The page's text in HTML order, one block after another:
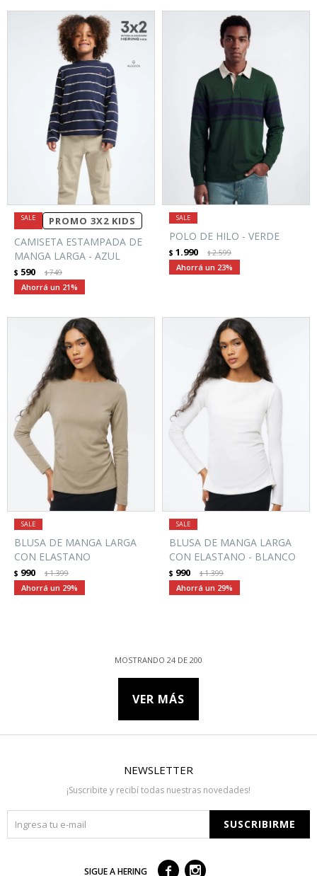
PROMO 3X2 KIDS
CAMISETA ESTAMPADA DE
MANGA LARGA - AZUL
$ 590 $749
21
POLO DE HILO - VERDE
$ 1.990 $2.599
23
BLUSA DE MANGA LARGA
CON ELASTANO
$ 990 $1.399
29
BLUSA DE MANGA LARGA
CON ELASTANO - BLANCO
$ 990 $1.399
29
MOSTRANDO 24 DE 200
VER MÁS
NEWSLETTER
¡Suscribite y recibí todas nuestras novedades!
SUSCRIBIRME
SIGUE A HERING  